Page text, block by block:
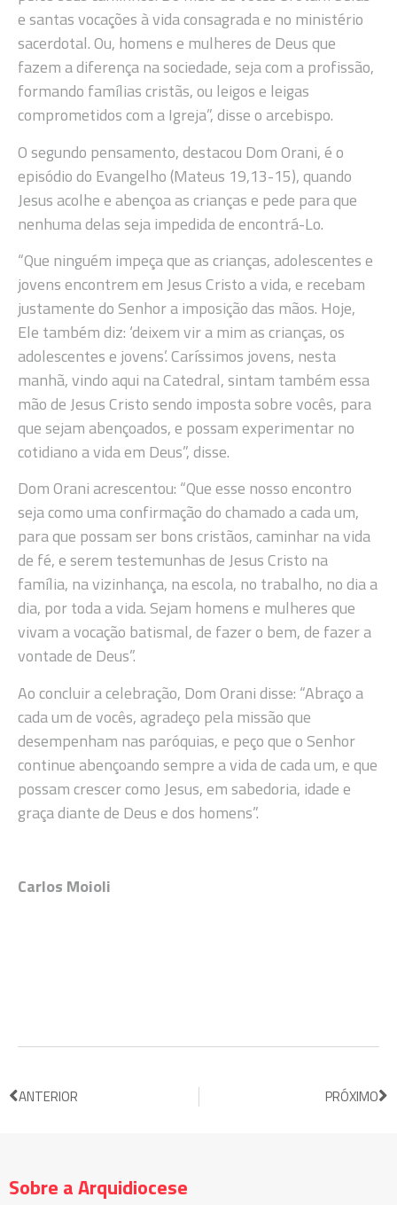
e santas vocações à vida consagrada e no ministério
sacerdotal. Ou, homens e mulheres de Deus que
fazem a diferença na sociedade, seja com a profissão,
formando famílias cristãs, ou leigos e leigas
comprometidos com a Igreja”, disse o arcebispo.
O segundo pensamento, destacou Dom Orani, é o
episódio do Evangelho (Mateus 19,13-15), quando
Jesus acolhe e abençoa as crianças e pede para que
nenhuma delas seja impedida de encontrá-Lo.
“Que ninguém impeça que as crianças, adolescentes e
jovens encontrem em Jesus Cristo a vida, e recebam
justamente do Senhor a imposição das mãos. Hoje,
Ele também diz: ‘deixem vir a mim as crianças, os
adolescentes e jovens’. Caríssimos jovens, nesta
manhã, vindo aqui na Catedral, sintam também essa
mão de Jesus Cristo sendo imposta sobre vocês, para
que sejam abençoados, e possam experimentar no
cotidiano a vida em Deus”, disse.
Dom Orani acrescentou: “Que esse nosso encontro
seja como uma confirmação do chamado a cada um,
para que possam ser bons cristãos, caminhar na vida
de fé, e serem testemunhas de Jesus Cristo na
família, na vizinhança, na escola, no trabalho, no dia a
dia, por toda a vida. Sejam homens e mulheres que
vivam a vocação batismal, de fazer o bem, de fazer a
vontade de Deus”.
Ao concluir a celebração, Dom Orani disse: “Abraço a
cada um de vocês, agradeço pela missão que
desempenham nas paróquias, e peço que o Senhor
continue abençoando sempre a vida de cada um, e que
possam crescer como Jesus, em sabedoria, idade e
graça diante de Deus e dos homens”.
Carlos Moioli
ANTERIOR PRÓXIMO
Sobre a Arquidiocese